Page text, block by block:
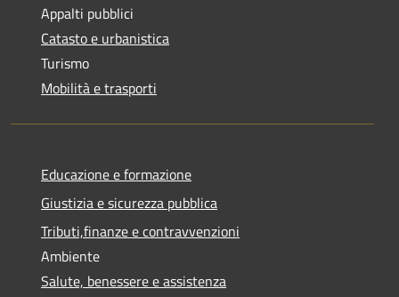
Appalti pubblici
Catasto e urbanistica
Turismo
Mobilità e trasporti
Educazione e formazione
Giustizia e sicurezza pubblica
Tributi,finanze e contravvenzioni
Ambiente
Salute, benessere e assistenza